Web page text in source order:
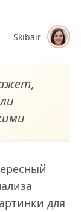
Skibair
для